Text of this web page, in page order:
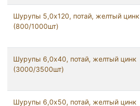
Шурупы 5,0х120, потай, желтый цинк
(800/1000шт)
Шурупы 6,0x40, потай, желтый цинк
(3000/3500шт)
Шурупы 6,0x50, потай, желтый цинк